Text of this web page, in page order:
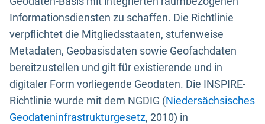
Informationsdiensten zu schaffen. Die Richtlinie
verpflichtet die Mitgliedsstaaten, stufenweise
Metadaten, Geobasisdaten sowie Geofachdaten
bereitzustellen und gilt für existierende und in
digitaler Form vorliegende Geodaten. Die INSPIRE-
Richtlinie wurde mit dem NGDIG (Niedersächsisches
Geodateninfrastrukturgesetz, 2010) in